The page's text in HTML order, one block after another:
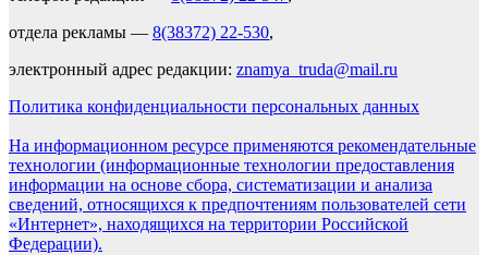
отдела рекламы — 8(38372) 22-530,
электронный адрес редакции: znamya_truda@mail.ru
Политика конфиденциальности персональных данных
На информационном ресурсе применяются рекомендательные
технологии (информационные технологии предоставления
информации на основе сбора, систематизации и анализа
сведений, относящихся к предпочтениям пользователей сети
«Интернет», находящихся на территории Российской
Федерации).